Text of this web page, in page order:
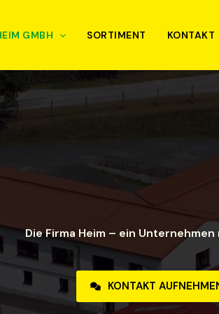
GMBH SORTIMENT KONTAKT
Die Firma Heim – ein
KONTAKT